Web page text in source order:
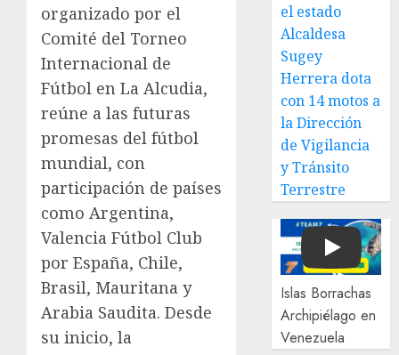
organizado por el
Comité del Torneo
Internacional de
Fútbol en La Alcudia,
reúne a las futuras
promesas del fútbol
mundial, con
participación de países
como Argentina,
Valencia Fútbol Club
por España, Chile,
Brasil, Mauritana y
Arabia Saudita. Desde
su inicio, la
el estado
Alcaldesa
Sugey
Herrera dota
con 14 motos a
la Dirección
de Vigilancia
y Tránsito
Terrestre
Play
Islas Borrachas
Archipiélago en
Venezuela